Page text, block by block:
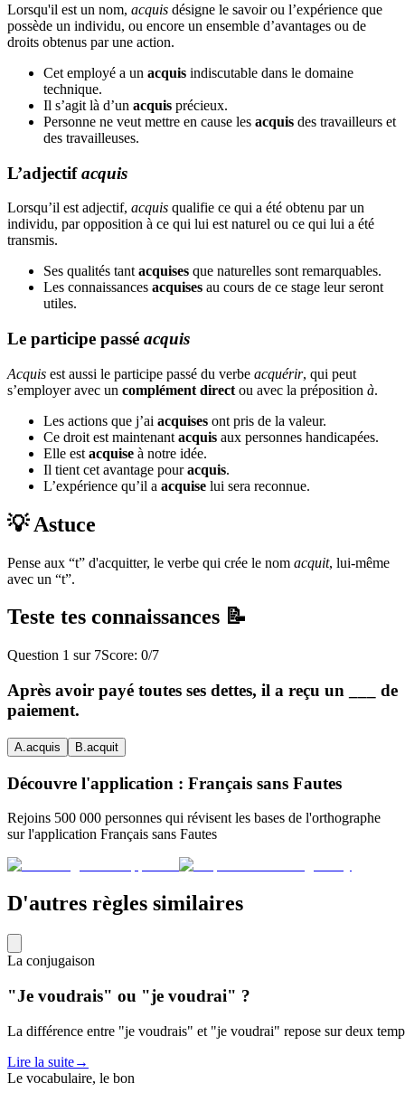
Lorsqu'il est un nom, acquis désigne le savoir ou l’expérience que
possède un individu, ou encore un ensemble d’avantages ou de
droits obtenus par une action.
Cet employé a un acquis indiscutable dans le domaine
technique.
Il s’agit là d’un acquis précieux.
Personne ne veut mettre en cause les acquis des travailleurs et
des travailleuses.
L’adjectifacquis
Lorsqu’il est adjectif, acquis qualifie ce qui a été obtenu par un
individu, par opposition à ce qui lui est naturel ou ce qui lui a été
transmis.
Ses qualités tant acquises que naturelles sont remarquables.
Les connaissances acquises au cours de ce stage leur seront
utiles.
Le participe passé acquis
Acquis est aussi le participe passé du verbe acquérir, qui peut
s’employer avec un complément direct ou avec la préposition à.
Les actions que j’ai acquises ont pris de la valeur.
Ce droit est maintenant acquis aux personnes handicapées.
Elle est acquise à notre idée.
Il tient cet avantage pouracquis.
L’expérience qu’il a acquise lui sera reconnue.
💡 Astuce
Pense aux “t” d'acquitter, le verbe qui crée le nom acquit, lui-même
avec un “t”.
Teste tes connaissances 📝
Question 1 sur 7Score: 0/7
Après avoir payé toutes ses dettes, il a reçu un ___ de
paiement.
A acquis B acquit
Découvre l'application : Français sans Fautes
Rejoins 500 000 personnes qui révisent les bases de l'orthographe
sur l'application Français sans Fautes
D'autres règles similaires
La conjugaison
"Je voudrais" ou "je voudrai" ?
La différence entre "je voudrais" et "je voudrai" repose sur deux
Lire la suite→
Le vocabulaire, le bon